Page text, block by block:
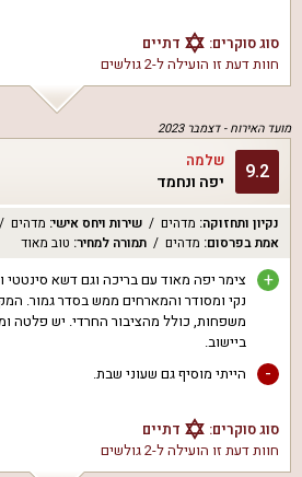
סוג סוקרים:
דתיים
חוות דעת זו הועילה ל-2 גולשים
מועד האירוח -דצמבר 2023
9.2 שלמה
יפה ונחמד
נקיון ותחזוקה: מדהים שירות ויחס אישי: מדהים
אמת בפרסום: מדהים תמורה למחיר: טוב מאוד
+
צימר יפה מאוד עם בריכה וגם דשא סינטטי
נקי ומסודר והמארחים ממש בסדר גמור.
משפחות, כולל מהציבור החרדי. יש פלטה
ביישוב.
- הייתי מוסיף גם שעוני שבת.
סוג סוקרים:
דתיים
חוות דעת זו הועילה ל-2 גולשים